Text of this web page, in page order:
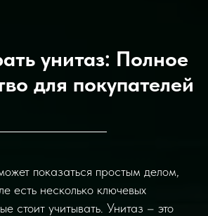
унитаз: Полное
для покупателей
показаться простым делом,
есть несколько ключевых
стоит учитывать. Унитаз – это